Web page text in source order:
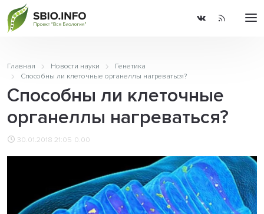
Главная Новости науки
Генетика
Способны ли клеточные органеллы нагреваться?
Способны ли клеточные
органеллы нагреваться?
30.01.2018 21:05 0.00